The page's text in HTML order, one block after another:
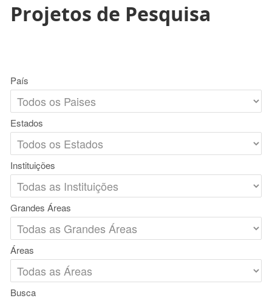
Projetos de Pesquisa
País
Estados
Instituições
Grandes Áreas
Áreas
Busca